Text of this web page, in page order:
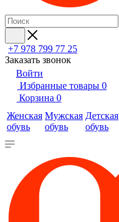
+7 978 799 77 25
Заказать звонок
Войти
Избранные товары 0
Корзина 0
Женская
обувь
Мужская
обувь
Детская
обувь